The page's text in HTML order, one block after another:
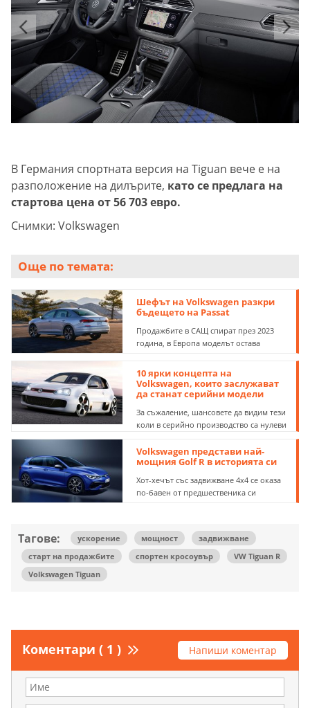
В Германия спортната версия на Tiguan вече е на
разположение на дилърите, като се предлага на
стартова цена от 56 703 евро.
Снимки: Volkswagen
Още по темата:
Шефът на Volkswagen разкри
бъдещето на Passat
Продажбите в САЩ спират през 2023
година, в Европа моделът остава
10 ярки концепта на
Volkswagen, които заслужават
да станат серийни модели
За съжаление, шансовете да видим тези
коли в серийно производство са нулеви
Volkswagen представи най-
мощния Golf R в историята си
Хот-хечът със задвижване 4х4 се оказа
по-бавен от предшественика си
Тагове: ускорение мощност
задвижване
старт на продажбите
спортен кросоувър
VW Tiguan R
Volkswagen Tiguan
Коментари ( 1 ) Напиши коментар